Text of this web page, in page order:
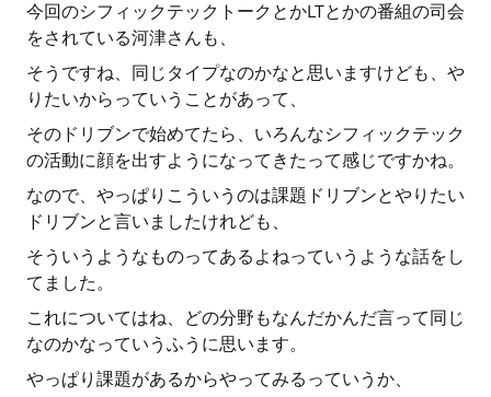
今回のシフィックテックトークとかLTとかの番組の司会
をされている河津さんも、
そうですね、同じタイプなのかなと思いますけども、や
りたいからっていうことがあって、
そのドリブンで始めてたら、いろんなシフィックテック
の活動に顔を出すようになってきたって感じですかね。
なので、やっぱりこういうのは課題ドリブンとやりたい
ドリブンと言いましたけれども、
そういうようなものってあるよねっていうような話をし
てました。
これについてはね、どの分野もなんだかんだ言って同じ
なのかなっていうふうに思います。
やっぱり課題があるからやってみるっていうか、